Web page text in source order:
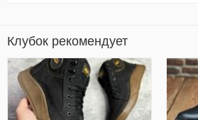
Клубок рекомендует